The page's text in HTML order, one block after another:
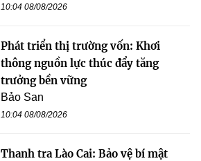
10:04 08/08/2026
Phát triển thị trường vốn: Khơi
thông nguồn lực thúc đẩy tăng
trưởng bền vững
Bảo San
10:04 08/08/2026
Thanh tra Lào Cai: Bảo vệ bí mật